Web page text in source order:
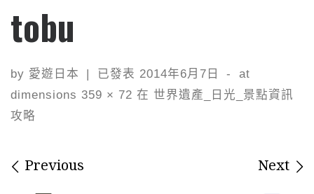
tobu
by 愛遊日本 | 已發表 2014年6月7日 -
at
dimensions 359 × 72 在 世界遺產_日光_景點資訊
攻略
Images navigation
Previous Next